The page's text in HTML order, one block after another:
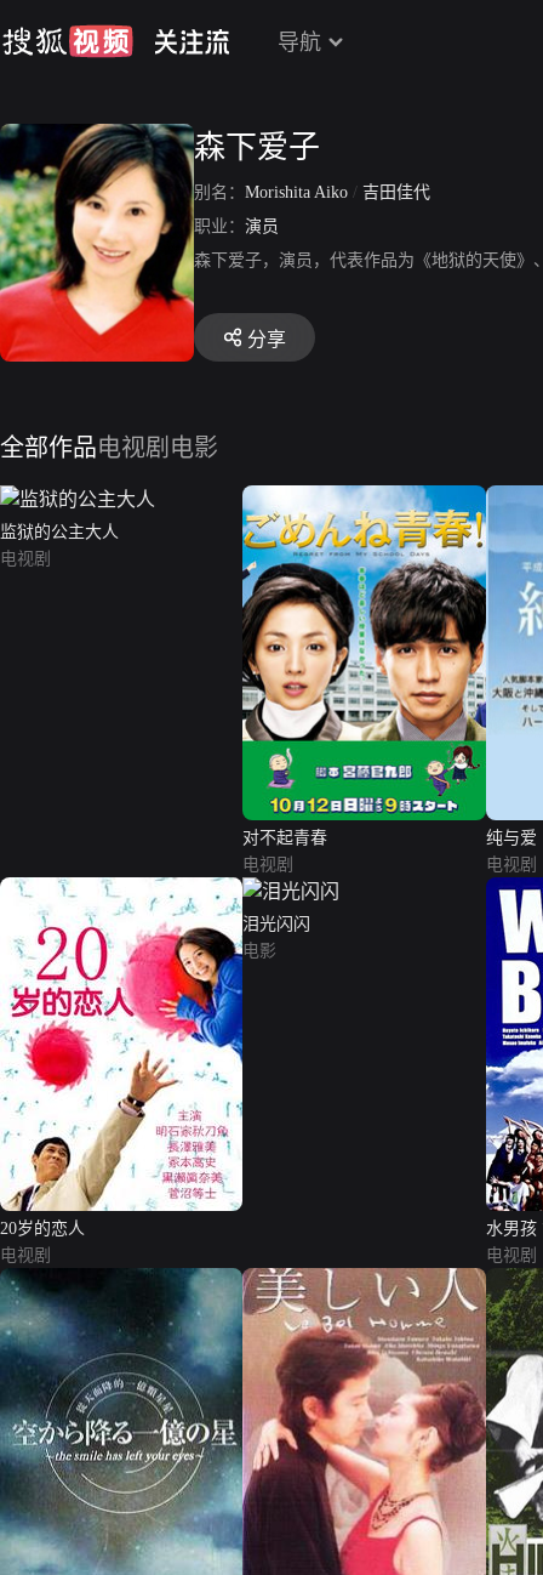
导航
森下爱子
别名： Morishita Aiko / 吉田佳代
职业： 演员
森下爱子，演员，代表作品为《地狱的天使》
分享
全部作品电视剧 电影
监狱的公主大人
电视剧
对不起青春
电视剧
纯与爱
电视剧
20岁的恋人
电视剧
泪光闪闪
电影
水男孩
电视剧